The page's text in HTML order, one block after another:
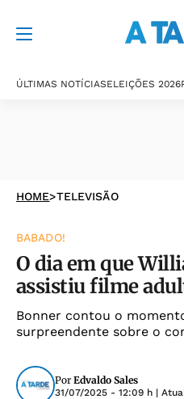
ÚLTIMAS NOTÍCIASELEIÇÕES 2026
HOME>TELEVISÃO
BABADO!
O dia em que
assistiu filme
Bonner contou o
surpreendente sobre o
Por Edvaldo Sales
31/07/2025 - 12:09 h |